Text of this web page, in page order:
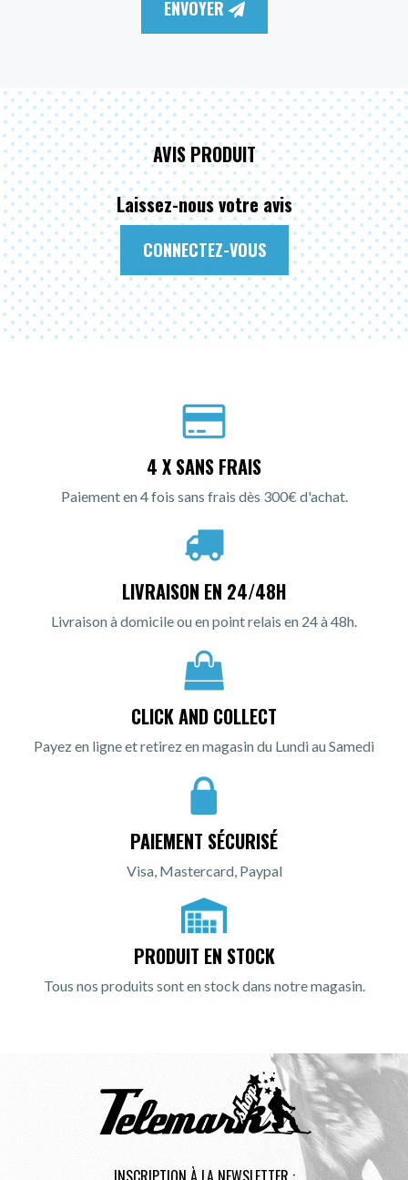
ENVOYER
AVIS PRODUIT
Laissez-nous votre avis
CONNECTEZ-VOUS
4 X SANS FRAIS
Paiement en 4 fois sans frais dès 300€ d'achat.
LIVRAISON EN 24/48H
Livraison à domicile ou en point relais en 24 à 48h.
CLICK AND COLLECT
Payez en ligne et retirez en magasin du Lundi au Samedi
PAIEMENT SÉCURISÉ
Visa, Mastercard, Paypal
PRODUIT EN STOCK
Tous nos produits sont en stock dans notre magasin.